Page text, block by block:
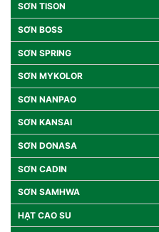
SƠN TISON
SƠN BOSS
SƠN SPRING
SƠN MYKOLOR
SƠN NANPAO
SƠN KANSAI
SƠN DONASA
SƠN CADIN
SƠN SAMHWA
HẠT CAO SU